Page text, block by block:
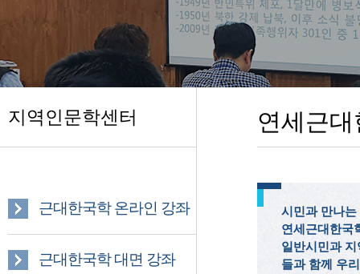
지역인문학센터
근대한국학 온라인 강좌
근대한국학 대면 강좌
연세근
시민과 만나
연세근대한국
일반시민과
들과 함께 우